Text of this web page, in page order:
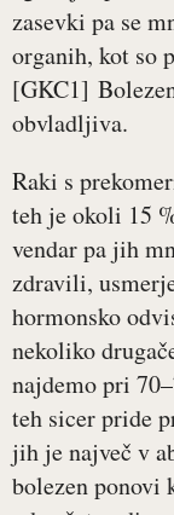
zasevki pa se
organih, kot so
[GKC1]
obvladljiva.
Raki s
teh je okoli 15
vendar pa jih
zdravili,
hormonsko
nekoliko
najdemo pri
teh sicer pride
jih je največ v
bolezen ponovi